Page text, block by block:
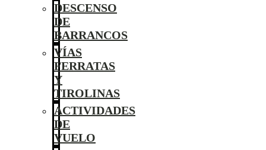
DESCENSO
DE
BARRANCOS
VÍAS
FERRATAS
Y
TIROLINAS
ACTIVIDADES
DE
VUELO